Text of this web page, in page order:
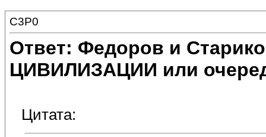
C3P0
Ответ: Федоров и
ЦИВИЛИЗАЦИИ или
Цитата: